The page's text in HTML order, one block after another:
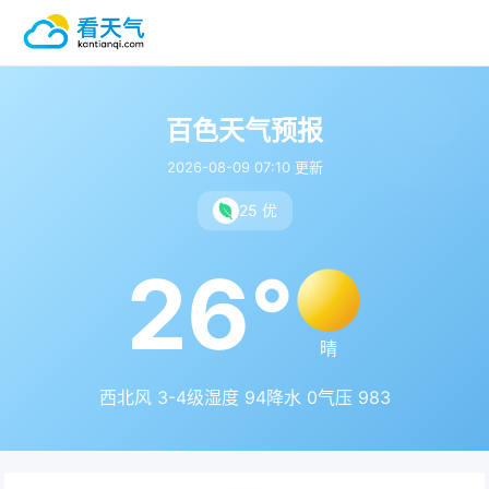
百色天气预报
2026-08-09 07:10 更新
25 优
26° 晴
西北风 3-4级湿度 94降水 0气压 983